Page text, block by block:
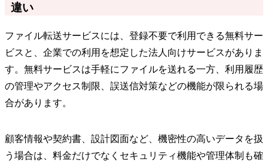
違い
ファイル転送サービスには、登録不要で利用できる無料サー
ビスと、企業での利用を想定した法人向けサービスがありま
す。無料サービスは手軽にファイルを送れる一方、利用履歴
の管理やアクセス制限、誤送信対策などの機能が限られる場
合があります。
顧客情報や契約書、設計図面など、機密性の高いデータを扱
う場合は、料金だけでなくセキュリティ機能や管理体制も確